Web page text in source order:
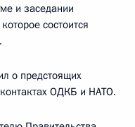
и заседании
состоится
о предстоящих
ОДКБ и НАТО.